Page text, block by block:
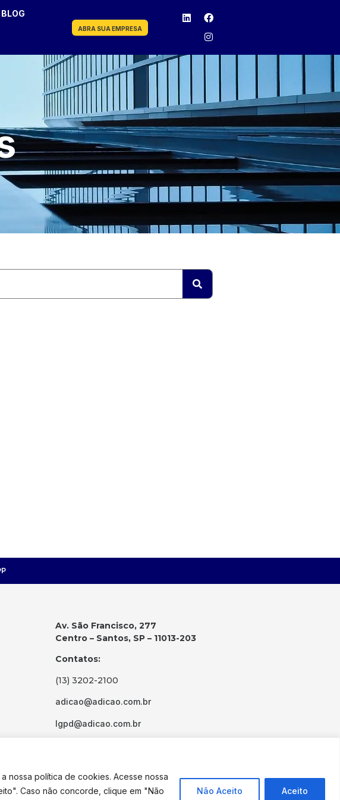
nossa política de cookies. Acesse nossa
Caso não concorde, clique em "Não
Não Aceito Aceito
BLOG
ABRA SUA EMPRESA
Av. São Francisco, 277
Centro – Santos, SP – 11013-203
Contatos:
(13) 3202-2100
adicao@adicao.com.br
lgpd@adicao.com.br